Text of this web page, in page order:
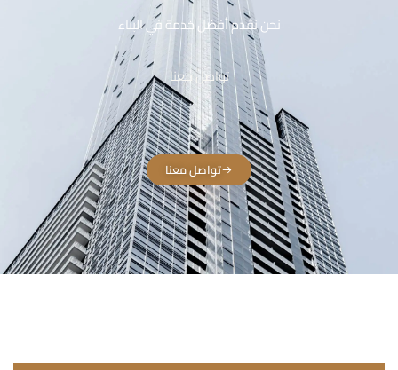
نحن نقدم أفضل خدمة في البناء
تواصل معنا
تواصل معنا